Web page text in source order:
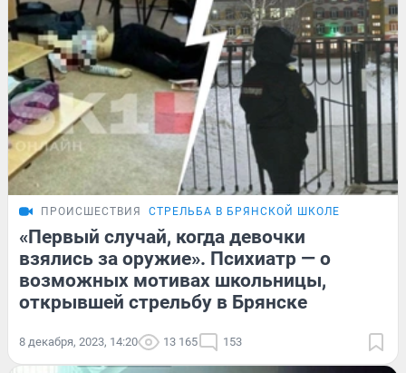
ПРОИСШЕСТВИЯ СТРЕЛЬБА В БРЯНСКОЙ ШКОЛЕ
«Первый случай, когда девочки
взялись за оружие». Психиатр — о
возможных мотивах школьницы,
открывшей стрельбу в Брянске
8 декабря, 2023, 14:20 13 165 153